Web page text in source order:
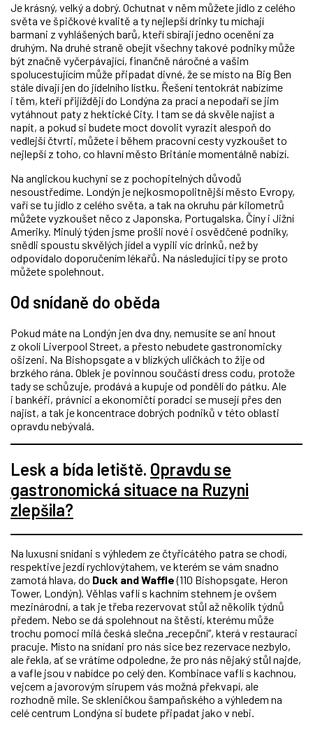
Je krásný, velký a dobrý. Ochutnat v něm můžete jídlo z celého
světa ve špičkové kvalitě a ty nejlepší drinky tu míchají
barmani z vyhlášených barů, kteří sbírají jedno ocenění za
druhým. Na druhé straně obejít všechny takové podniky může
být značně vyčerpávající, finančně náročné a vašim
spolucestujícím může připadat divné, že se místo na Big Ben
stále dívají jen do jídelního lístku. Řešení tentokrát nabízíme
i těm, kteří přijíždějí do Londýna za prací a nepodaří se jim
vytáhnout paty z hektické City. I tam se dá skvěle najíst a
napít, a pokud si budete moct dovolit vyrazit alespoň do
vedlejší čtvrti, můžete i během pracovní cesty vyzkoušet to
nejlepší z toho, co hlavní město Británie momentálně nabízí.
Na anglickou kuchyni se z pochopitelných důvodů
nesoustředíme. Londýn je nejkosmopolitnější město Evropy,
vaří se tu jídlo z celého světa, a tak na okruhu pár kilometrů
můžete vyzkoušet něco z Japonska, Portugalska, Číny i Jižní
Ameriky. Minulý týden jsme prošli nové i osvědčené podniky,
snědli spoustu skvělých jídel a vypili víc drinků, než by
odpovídalo doporučením lékařů. Na následující tipy se proto
můžete spolehnout.
Od snídaně do oběda
Pokud máte na Londýn jen dva dny, nemusíte se ani hnout
z okolí Liverpool Street, a přesto nebudete gastronomicky
ošizeni. Na Bishopsgate a v blízkých uličkách to žije od
brzkého rána. Oblek je povinnou součástí dress codu, protože
tady se schůzuje, prodává a kupuje od pondělí do pátku. Ale
i bankéři, právníci a ekonomičtí poradci se musejí přes den
najíst, a tak je koncentrace dobrých podniků v této oblasti
opravdu nebývalá.
Lesk a bída letiště. Opravdu se
gastronomická situace na Ruzyni
zlepšila?
Na luxusní snídani s výhledem ze čtyřicátého patra se chodí,
respektive jezdí rychlovýtahem, ve kterém se vám snadno
zamotá hlava, do Duck and Waffle(110 Bishopsgate, Heron
Tower, Londýn). Věhlas vaflí s kachním stehnem je ovšem
mezinárodní, a tak je třeba rezervovat stůl až několik týdnů
předem. Nebo se dá spolehnout na štěstí, kterému může
trochu pomoci milá česká slečna „recepční“, která v restauraci
pracuje. Místo na snídani pro nás sice bez rezervace nezbylo,
ale řekla, ať se vrátíme odpoledne, že pro nás nějaký stůl najde,
a vafle jsou v nabídce po celý den. Kombinace vaflí s kachnou,
vejcem a javorovým sirupem vás možná překvapí, ale
rozhodně mile. Se skleničkou šampaňského a výhledem na
celé centrum Londýna si budete připadat jako v nebi.